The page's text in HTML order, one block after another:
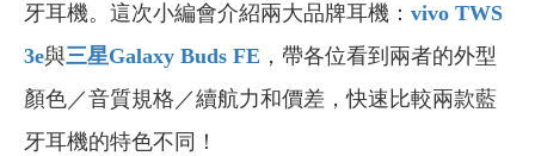
牙耳機。這次小編會介紹兩大品牌耳機： vivo TWS
3e與三星Galaxy Buds FE ，帶各位看到兩者的外型
顏色／音質規格／續航力和價差，快速比較兩款藍
牙耳機的特色不同！